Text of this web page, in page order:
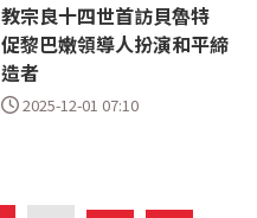
教宗良十四世首訪貝魯特
促黎巴嫩領導人扮演和平締
造者
2025-12-01 07:10